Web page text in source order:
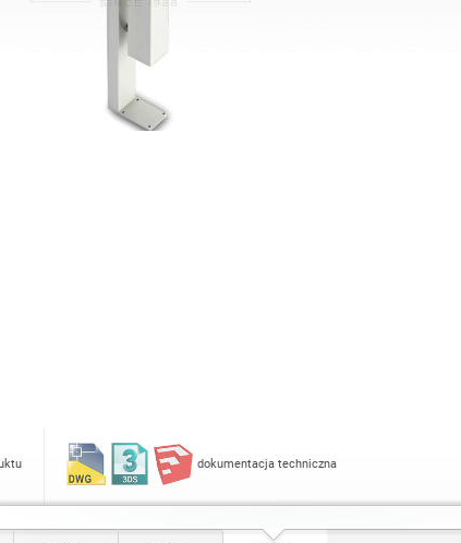
dokumentacja techniczna